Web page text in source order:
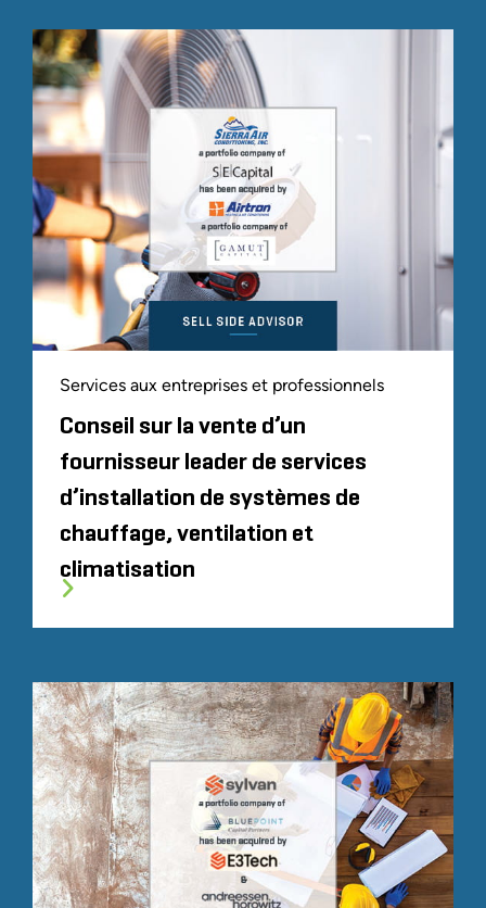
Services aux entreprises et professionnels
Conseil sur la vente d’un
fournisseur leader de services
d’installation de systèmes de
chauffage, ventilation et
climatisation